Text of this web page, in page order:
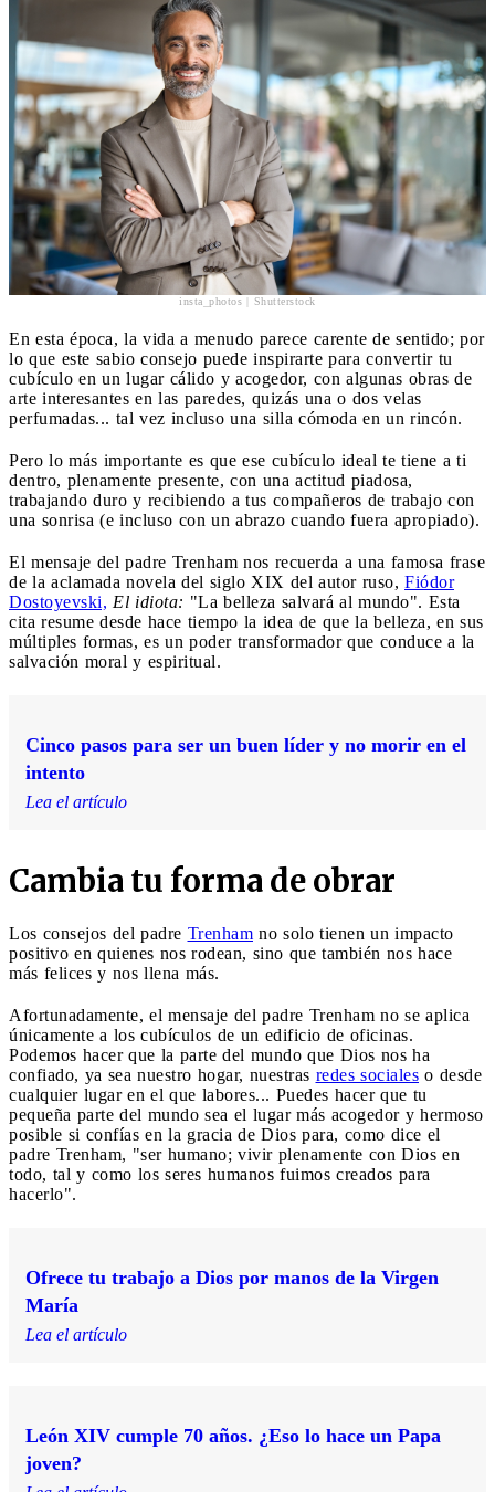
insta_photos | Shutterstock
En esta época, la vida a menudo parece carente de sentido; por
lo que este sabio consejo puede inspirarte para convertir tu
cubículo en un lugar cálido y acogedor, con algunas obras de
arte interesantes en las paredes, quizás una o dos velas
perfumadas... tal vez incluso una silla cómoda en un rincón.
Pero lo más importante es que ese cubículo ideal te tiene a ti
dentro, plenamente presente, con una actitud piadosa,
trabajando duro y recibiendo a tus compañeros de trabajo con
una sonrisa (e incluso con un abrazo cuando fuera apropiado).
El mensaje del padre Trenham nos recuerda a una famosa frase
de la aclamada novela del siglo XIX del autor ruso, Fiódor
Dostoyevski, El idiota: "La belleza salvará al mundo". Esta
cita resume desde hace tiempo la idea de que la belleza, en sus
múltiples formas, es un poder transformador que conduce a la
salvación moral y espiritual.
Cinco pasos para ser un buen líder y no morir en el
intento
Lea el artículo
Cambia tu forma de obrar
Los consejos del padre Trenham no solo tienen un impacto
positivo en quienes nos rodean, sino que también nos hace
más felices y nos llena más.
Afortunadamente, el mensaje del padre Trenham no se aplica
únicamente a los cubículos de un edificio de oficinas.
Podemos hacer que la parte del mundo que Dios nos ha
confiado, ya sea nuestro hogar, nuestras redes sociales o desde
cualquier lugar en el que labores... Puedes hacer que tu
pequeña parte del mundo sea el lugar más acogedor y hermoso
posible si confías en la gracia de Dios para, como dice el
padre Trenham, "ser humano; vivir plenamente con Dios en
todo, tal y como los seres humanos fuimos creados para
hacerlo".
Ofrece tu trabajo a Dios por manos de la Virgen
María
Lea el artículo
León XIV cumple 70 años. ¿Eso lo hace un Papa
joven?